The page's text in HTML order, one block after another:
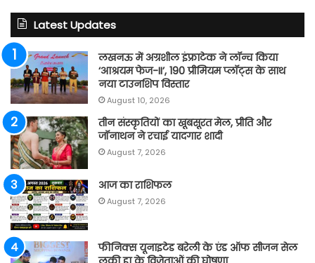
Latest Updates
लखनऊ में अग्रशील इंफ्राटेक ने लॉन्च किया
‘आश्रयम फेज-II’, 190 प्रीमियम प्लॉट्स के साथ
नया टाउनशिप विस्तार
August 10, 2026
तीन संस्कृतियों का खूबसूरत मेल, प्रीति और
जॉनाथन ने रचाई यादगार शादी
August 7, 2026
आज का राशिफल
August 7, 2026
फीनिक्स यूनाइटेड बरेली के एंड ऑफ सीजन सेल